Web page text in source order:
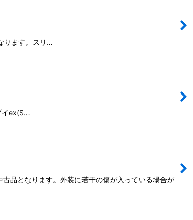
ります。スリ…
イex(S…
品となります。外装に若干の傷が入っている場合が